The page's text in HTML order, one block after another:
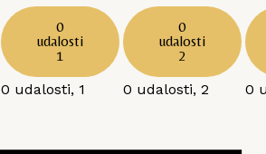
0
udalosti
1
0 udalosti, 1
0
udalosti
2
0 udalosti, 2 0